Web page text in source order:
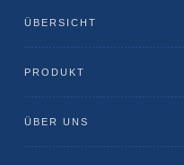
ÜBERSICHT
PRODUKT
ÜBER UNS